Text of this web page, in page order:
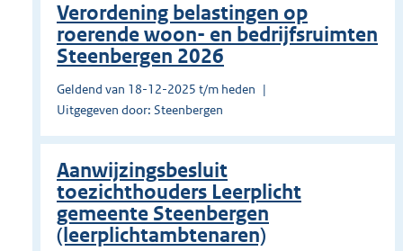
Verordening belastingen op
roerende woon- en bedrijfsruimten
Steenbergen 2026
Geldend van 18-12-2025 t/m heden
Uitgegeven door: Steenbergen
Aanwijzingsbesluit
toezichthouders Leerplicht
gemeente Steenbergen
(leerplichtambtenaren)